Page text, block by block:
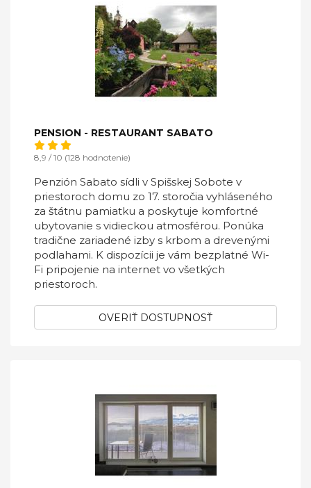
PENSION - RESTAURANT SABATO
8,9 / 10 (128 hodnotenie)
Penzión Sabato sídli v Spišskej Sobote v
priestoroch domu zo 17. storočia vyhláseného
za štátnu pamiatku a poskytuje komfortné
ubytovanie s vidieckou atmosférou. Ponúka
tradične zariadené izby s krbom a drevenými
podlahami. K dispozícii je vám bezplatné Wi-
Fi pripojenie na internet vo všetkých
priestoroch.
OVERIŤ DOSTUPNOSŤ